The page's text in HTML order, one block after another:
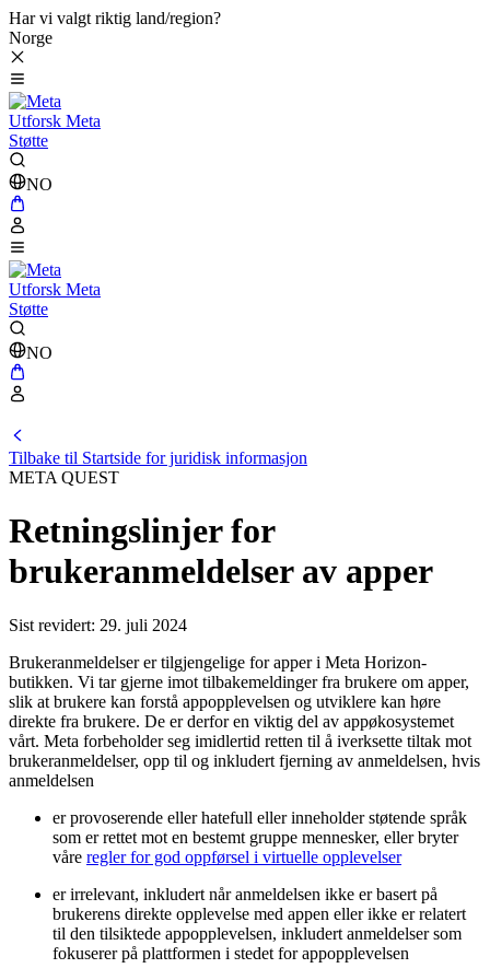
Har vi valgt riktig land/region?
Norge
Utforsk Meta
Støtte
NO
Utforsk Meta
Støtte
NO
Tilbake til Startside for juridisk informasjon
META QUEST
Retningslinjer for
brukeranmeldelser av apper
Sist revidert: 29. juli 2024
Brukeranmeldelser er tilgjengelige for apper i Meta Horizon-
butikken. Vi tar gjerne imot tilbakemeldinger fra brukere om apper,
slik at brukere kan forstå appopplevelsen og utviklere kan høre
direkte fra brukere. De er derfor en viktig del av appøkosystemet
vårt. Meta forbeholder seg imidlertid retten til å iverksette tiltak mot
brukeranmeldelser, opp til og inkludert fjerning av anmeldelsen, hvis
anmeldelsen
er provoserende eller hatefull eller inneholder støtende språk
som er rettet mot en bestemt gruppe mennesker, eller bryter
våre regler for god oppførsel i virtuelle opplevelser
er irrelevant, inkludert når anmeldelsen ikke er basert på
brukerens direkte opplevelse med appen eller ikke er relatert
til den tilsiktede appopplevelsen, inkludert anmeldelser som
fokuserer på plattformen i stedet for appopplevelsen